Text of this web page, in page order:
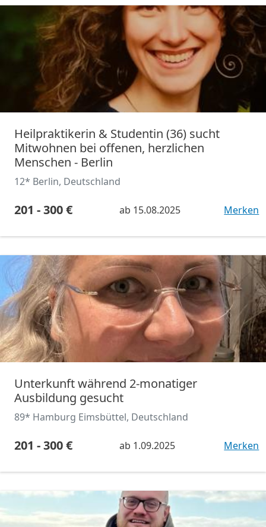
Heilpraktikerin & Studentin (36) sucht
Mitwohnen bei offenen, herzlichen
Menschen - Berlin
12* Berlin, Deutschland
201 - 300 € ab 15.08.2025 Merken
Unterkunft während 2-monatiger
Ausbildung gesucht
89* Hamburg Eimsbüttel, Deutschland
201 - 300 € ab 1.09.2025 Merken